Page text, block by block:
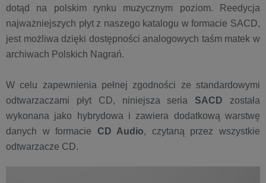
dotąd na polskim rynku muzycznym poziom. Reedycja
najważniejszych płyt z naszego katalogu w formacie SACD,
jest możliwa dzięki dostępności analogowych taśm matek w
archiwach Polskich Nagrań.
W celu zapewnienia pełnej zgodności ze standardowymi
odtwarzaczami płyt CD, niniejsza seria SACD została
wykonana jako hybrydowa i zawiera dodatkową warstwę
danych w formacie CD Audio, czytaną przez wszystkie
odtwarzacze CD.